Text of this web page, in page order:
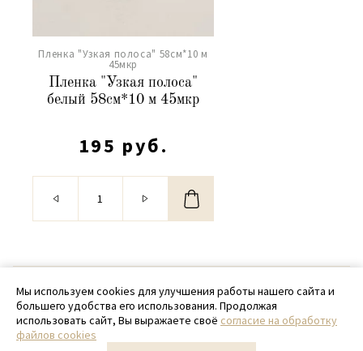
Пленка "Узкая полоса" 58см*10 м
45мкр
Пленка "Узкая полоса"
белый 58см*10 м 45мкр
195 руб.
© 2020 - 2026 SamPack
+ 7 (918) 699-97-87
zakaz@sampack.store
Мы используем cookies для улучшения работы нашего сайта и
большего удобства его использования. Продолжая
использовать сайт, Вы выражаете своё согласие на обработку
файлов cookies